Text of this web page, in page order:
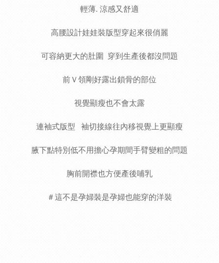
輕薄. 涼感又舒適
高腰設計娃娃裝版型穿起來很俏麗
可容納更大的肚圍 穿到生產後都沒問題
前Ｖ領剛好露出鎖骨的部位
視覺顯瘦也不會太露
連袖式版型 袖切接線往內移視覺上更顯瘦
腋下點特別低不用擔心孕期間手臂變粗的問題
胸前開襟也方便產後哺乳
＃這不是孕婦裝是孕婦也能穿的洋裝